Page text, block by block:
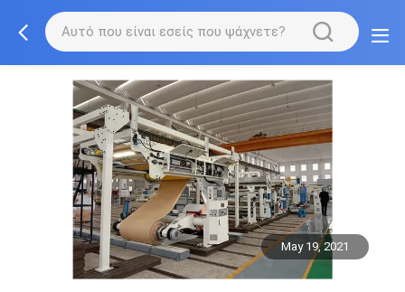
May 19, 2021